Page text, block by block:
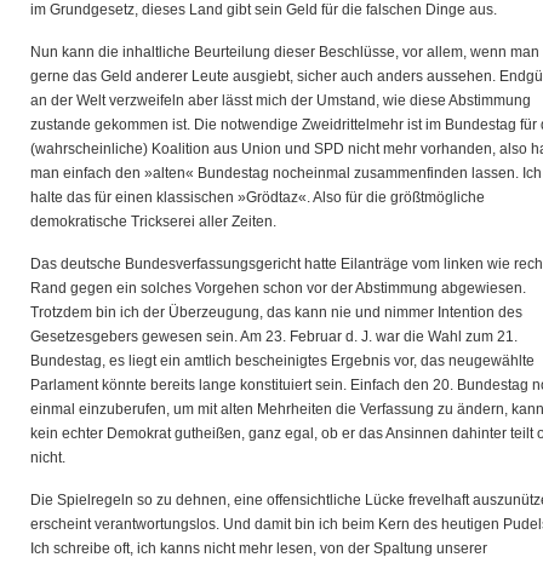
im Grundgesetz, dieses Land gibt sein Geld für die falschen Dinge aus.
Nun kann die inhaltliche Beurteilung dieser Beschlüsse, vor allem, wenn man
gerne das Geld anderer Leute ausgiebt, sicher auch anders aussehen.
an der Welt verzweifeln aber lässt mich der Umstand, wie diese Abstimmung
zustande gekommen ist. Die notwendige Zweidrittelmehr ist im Bundestag für
(wahrscheinliche) Koalition aus Union und SPD nicht mehr vorhanden, also
man einfach den »alten« Bundestag nocheinmal zusammenfinden lassen. Ich
halte das für einen klassischen »Grödtaz«. Also für die größtmögliche
demokratische Trickserei aller Zeiten.
Das deutsche Bundesverfassungsgericht hatte Eilanträge vom linken wie
Rand gegen ein solches Vorgehen schon vor der Abstimmung abgewiesen.
Trotzdem bin ich der Überzeugung, das kann nie und nimmer Intention des
Gesetzesgebers gewesen sein. Am 23. Februar d. J. war die Wahl zum 21.
Bundestag, es liegt ein amtlich bescheinigtes Ergebnis vor, das neugewählte
Parlament könnte bereits lange konstituiert sein. Einfach den 20. Bundestag
einmal einzuberufen, um mit alten Mehrheiten die Verfassung zu ändern, kann
kein echter Demokrat gutheißen, ganz egal, ob er das Ansinnen dahinter teilt
nicht.
Die Spielregeln so zu dehnen, eine offensichtliche Lücke frevelhaft
erscheint verantwortungslos. Und damit bin ich beim Kern des heutigen
Ich schreibe oft, ich kanns nicht mehr lesen, von der Spaltung unserer